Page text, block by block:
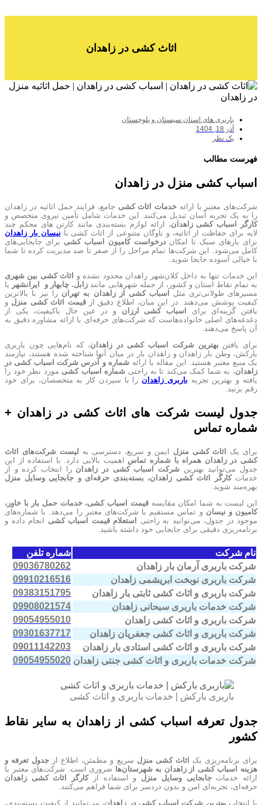
اثاث کشی در زاهدان
باربری های استان سیستان و بلوچستان
آذر 18, 1404
یک نظر
فهرست مطالب
اسباب کشی منزل در زاهدان
شرکت‌های معتبر با ارائه خدمات اثاث کشی جامع، فرایند حمل اثاثیه در زاهدان
را به یک تجربه آسان تبدیل می‌کنند. این خدمات شامل تأمین نیروی متخصص و
کارگر اسباب کشی زاهدان، ارائه لوازم بسته‌بندی مانند کارتن های محکم چند
لایه برای حفاظت از اثاثیه، و ناوگان متنوعی از اثاث کشی با نیسان بار زاهدان
برای بارهای سبک تا امکاندرخواست کامیون اسباب کشی برای جابجایی‌های
کامل می‌شود. این شرکت‌ها تمام مراحل را از صفر تا صد مدیریت کرده تا شما
با خیالی آسوده جابجا شوید.
این خدمات تنها به داخل کلان‌شهر زاهدان محدود نشده و
اثاث کشی بین شهری
به تمام نقاط استان و کشور، از جمله شهرهایی مانند زابل، چابهار و ایرانشهر یا
مسیرهای طولانی‌تری مثل
اسباب کشی از زاهدان به تهران را نیز با بالاترین
کیفیت پوشش می‌دهند. در این میان، اطلاع دقیق ازقیمت اثاث کشی منزل و
یافتن گزینه‌ای برای
اسباب کشی ارزان و در عین حال باکیفیت، یکی از
دغدغه‌های اصلی خانواده‌هاست که شرکت‌های حرفه‌ای با ارائه مشاوره دقیق به
آن پاسخ می‌دهند.
برای یافتن بهترین شرکت اسباب کشی در زاهدان، که نام‌هایی چون باربری
بارکش، وطن بار زاهدان و زاهدان بار در میان آنها شناخته شده هستند، نیازمند
یک منبع معتبر هستید. این مقاله با ارائه شماره و آدرس شرکت اسباب کشی در
زاهدان، به شما کمک می‌کند تا به راحتی شماره اسباب کشی مورد نظر خود را
یافته و بهترین تجربه باربری زاهدان را با سپردن کار به متخصصان، برای خود
رقم بزنید.
جدول لیست شرکت های اثاث کشی در زاهدان +
شماره تماس
برای یک اثاث کشی منزل ایمن و سریع، دسترسی بهلیست شرکت‌های اثاث
کشی در زاهدان همراه با شماره تماس اهمیت بالایی دارد. با استفاده از این
جدول می‌توانید بهترین شرکت اسباب کشی در زاهدانرا انتخاب کرده و از
خدماتکارگر اثاث کشی زاهدان، بسته‌بندی حرفه‌ای و جابجایی وسایل منزل
بهره‌مند شوید.
این لیست به شما امکان مقایسهقیمت اسباب کشی، خدمات حمل بار با خاور،
کامیون و نیسان و تماس مستقیم با شرکت‌های معتبر را می‌دهد. با شماره‌های
موجود در جدول، می‌توانید به راحتی
استعلام قیمت اسباب کشی انجام داده و
برنامه‌ریزی دقیقی برای جابجایی خود داشته باشید.
نام شرکت
شماره تلفن
شرکت باربری آرمان بار زاهدان
09036780262
شرکت باربری نوبخت ابریشمی زاهدان
09910216516
شرکت باربری و اثاث کشی ثابتی بار زاهدان
09383151795
شرکت خدمات باربری سبحانی زاهدان
09908021574
شرکت باربری و اثاث کشی زاهدان
09054955010
شرکت باربری و اثاث کشی جعفریان زاهدان
09301637717
شرکت باربری و اثاث کشی استادی بار زاهدان
09011142203
شرکت خدمات باربری و اثاث کشی جنتی زاهدان 09054955020
باربری بارکش | خدمات باربری و اثاث کشی
جدول تعرفه اسباب کشی از زاهدان به سایر نقاط
کشور
برای برنامه‌ریزی یک اثاث کشی منزل سریع و مطمئن، اطلاع از جدول تعرفه و
هزینه اسباب کشی از زاهدان به شهرستان‌ها ضروری است. شرکت‌های معتبر با
ارائه خدماتجابجایی وسایل منزل و استفاده ازکارگر اثاث کشی زاهدان
حرفه‌ای، تجربه‌ای امن و بدون دردسر برای شما فراهم می‌کنند.
با انتخاب بهترین شرکت اسباب کشی در زاهدان، می‌توانید از کیفیت بسته‌بندی،